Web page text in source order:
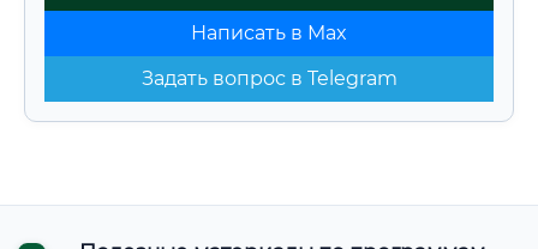
Написать в Max
Задать вопрос в Telegram